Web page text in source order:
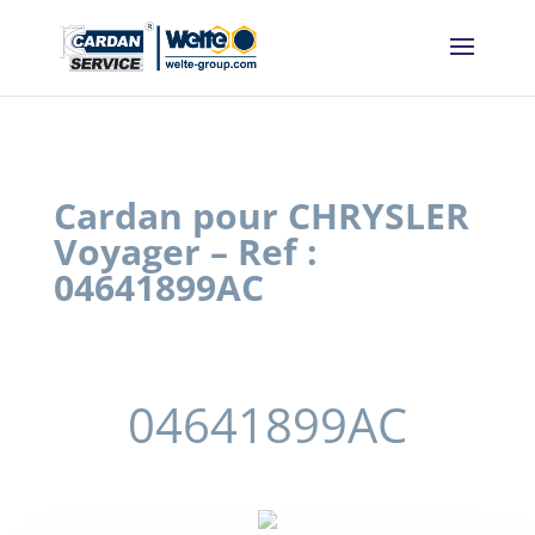
Cardan pour CHRYSLER
Voyager – Ref :
04641899AC
04641899AC